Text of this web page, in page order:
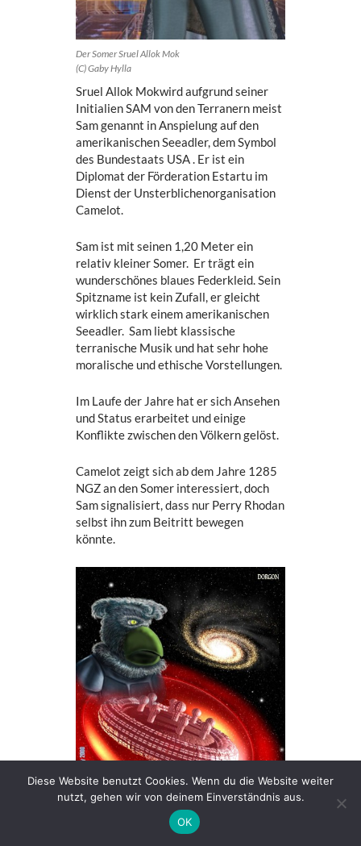
Der Somer Sruel Allok Mok
(C) Gaby Hylla
Sruel Allok Mokwird aufgrund seiner
Initialien SAM von den Terranern meist
Sam genannt in Anspielung auf den
amerikanischen Seeadler, dem Symbol
des Bundestaats USA . Er ist ein
Diplomat der Förderation Estartu im
Dienst der Unsterblichenorganisation
Camelot.
Sam ist mit seinen 1,20 Meter ein
relativ kleiner Somer. Er trägt ein
wunderschönes blaues Federkleid. Sein
Spitzname ist kein Zufall, er gleicht
wirklich stark einem amerikanischen
Seeadler. Sam liebt klassische
terranische Musik und hat sehr hohe
moralische und ethische Vorstellungen.
Im Laufe der Jahre hat er sich Ansehen
und Status erarbeitet und einige
Konflikte zwischen den Völkern gelöst.
Camelot zeigt sich ab dem Jahre 1285
NGZ an den Somer interessiert, doch
Sam signalisiert, dass nur Perry Rhodan
selbst ihn zum Beitritt bewegen
könnte.
Der Somer Sruel Allok Mo und die saggittonische
SAGRITON
Diese Website benutzt Cookies. Wenn du die Website weiter
nutzt, gehen wir von deinem Einverständnis aus.
OK